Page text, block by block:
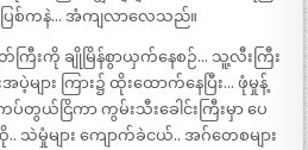
ပြစ်ကနဲ… အံကျလာလေသည်။
ြီးကို ချိုမြိန်စွာယှက်နေစဉ်… သူ့လီးကြီး
ျား ကြား၌ ထိုးထောက်နေပြီး… ဖုံမှုန့်
ပ်တွယ်ငြိကာ ကွမ်းသီးခေါင်းကြီးမှာ ပေ
သဲမှုံများ ကျောက်ခဲငယ်.. အဂ်တေစများ